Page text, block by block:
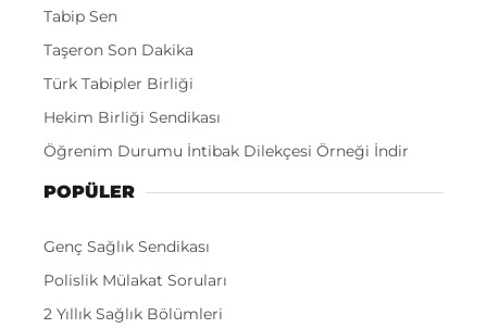
Tabip Sen
Taşeron Son Dakika
Türk Tabipler Birliği
Hekim Birliği Sendikası
Öğrenim Durumu İntibak Dilekçesi Örneği İndir
POPÜLER
Genç Sağlık Sendikası
Polislik Mülakat Soruları
2 Yıllık Sağlık Bölümleri